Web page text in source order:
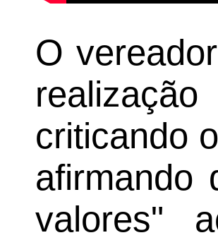
O
criticando
afirmando
valores"